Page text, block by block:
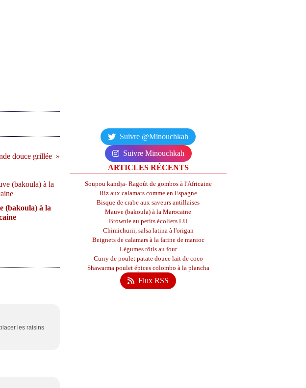
douce grillée
(bakoula) à la
les raisins
Suivre @Minouchkah
Suivre Minouchkah
ARTICLES RÉCENTS
Soupou kandja- Ragoût de gombos à l'Africaine
Riz aux calamars comme en Espagne
Bisque de crabe aux saveurs antillaises
Mauve (bakoula) à la Marocaine
Brownie au petits écoliers LU
Chimichurii, salsa latina à l'origan
Beignets de calamars à la farine de manioc
Légumes rôtis au four
Curry de poulet patate douce lait de coco
Shawarma poulet épices colombo à la plancha
Flux RSS